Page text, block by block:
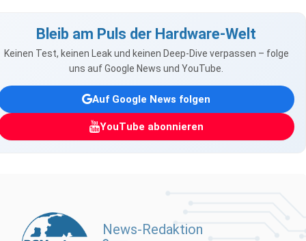
Bleib am Puls der Hardware-Welt
Keinen Test, keinen Leak und keinen Deep-Dive verpassen – folge
uns auf Google News und YouTube.
Auf Google News folgen
YouTube abonnieren
News-Redaktion